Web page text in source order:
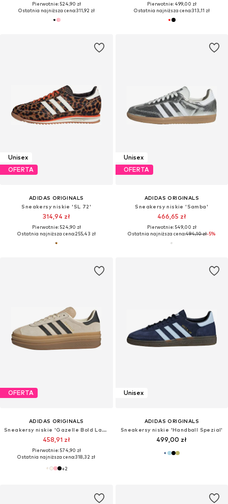
Pierwotnie: 524,90 zł
Ostatnia najniższa cena:311,92 zł
Pierwotnie: 499,00 zł
Ostatnia najniższa cena:313,11 zł
Unisex
OFERTA
ADIDAS ORIGINALS
Sneakersy niskie 'SL 72'
314,94 zł
Pierwotnie: 524,90 zł
Ostatnia najniższa cena:255,43 zł
Unisex
OFERTA
ADIDAS ORIGINALS
Sneakersy niskie 'Samba'
466,65 zł
Pierwotnie: 549,00 zł
Ostatnia najniższa cena:494,10 zł-5%
OFERTA
ADIDAS ORIGINALS
Sneakersy niskie 'Gazelle Bold Latte'
458,91 zł
Pierwotnie: 574,90 zł
Ostatnia najniższa cena:318,32 zł
+2
Unisex
ADIDAS ORIGINALS
Sneakersy niskie 'Handball Spezial'
499,00 zł